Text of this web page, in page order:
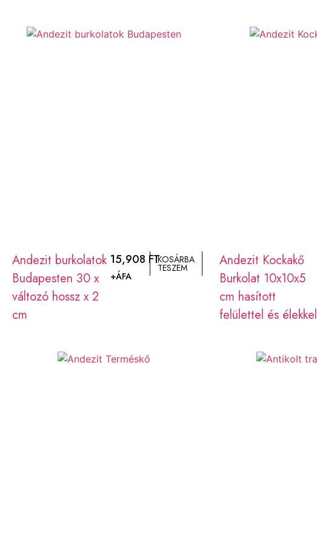
Andezit burkolatok
Budapesten 30 x
változó hossz x 2
cm
15,908 FT
+ÁFA
KOSÁRBA
TESZEM
Andezit Kockakő
Burkolat 10x10x5
cm hasított
felülettel és élekkel